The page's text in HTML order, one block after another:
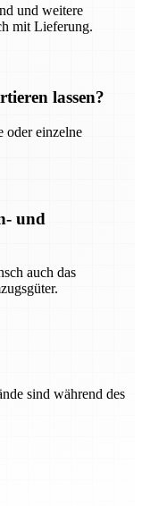
und weitere
mit Lieferung.
lassen?
oder einzelne
und
auch das
sind während des